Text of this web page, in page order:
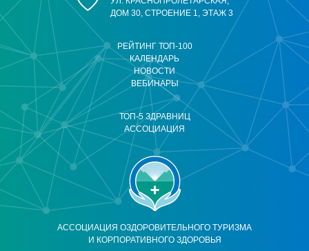
АССОЦИАЦИЯ ОЗДОРОВИТЕЛЬНОГО ТУРИЗМА
И КОРПОРАТИВНОГО ЗДОРОВЬЯ
РЕЙТИНГ ТОП-100
КАЛЕНДАРЬ
НОВОСТИ
ВЕБИНАРЫ
ТОП-5 ЗДРАВНИЦ
АССОЦИАЦИЯ
ДОМ 30, СТРОЕНИЕ 1, ЭТАЖ 3